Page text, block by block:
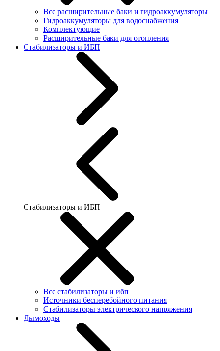
Все расширительные баки и гидроаккумуляторы
Гидроаккумуляторы для водоснабжения
Комплектующие
Расширительные баки для отопления
Стабилизаторы и ИБП
Стабилизаторы и ИБП
Все стабилизаторы и ибп
Источники бесперебойного питания
Стабилизаторы электрического напряжения
Дымоходы